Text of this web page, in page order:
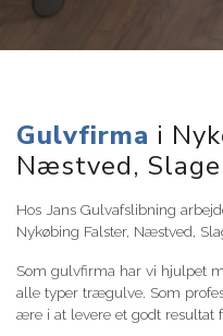
Gulvfirma i
Næstved,
Hos Jans Gulvafslibning
Nykøbing Falster, Næstved,
Som gulvfirma har vi hjulpet
alle typer trægulve. Som
ære i at levere et godt resultat